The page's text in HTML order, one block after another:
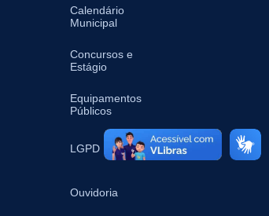
Calendário
Municipal
Concursos e
Estágio
Equipamentos
Públicos
LGPD
Ouvidoria